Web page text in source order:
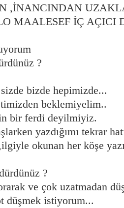
,İNANCINDAN
MAALESEF İÇ AÇICI
?
bizde hepimizde...
beklemiyelim..
bir ferdi deyilmiyiz.
yazdığımı tekrar
okunan her köşe
?
ve çok uzatmadan
düşmek istiyorum...